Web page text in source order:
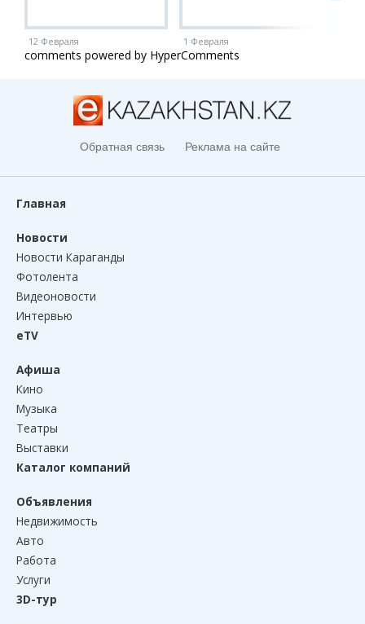
12 Февраля 1 Февраля
comments powered by HyperComments
Обратная связь Реклама на сайте
Главная
Новости
Новости Караганды
Фотолента
Видеоновости
Интервью
eTV
Афиша
Кино
Музыка
Театры
Выставки
Каталог компаний
Объявления
Недвижимость
Авто
Работа
Услуги
3D-тур